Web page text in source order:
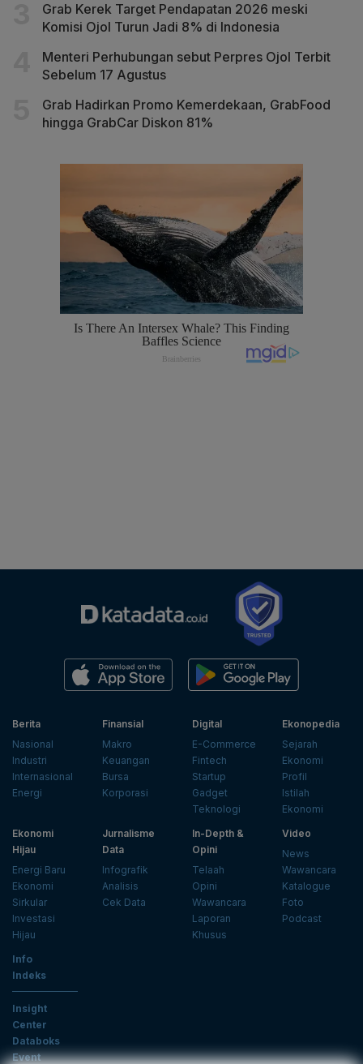
Grab Kerek Target Pendapatan 2026 meski
Komisi Ojol Turun Jadi 8% di Indonesia
Menteri Perhubungan sebut Perpres Ojol Terbit
Sebelum 17 Agustus
Grab Hadirkan Promo Kemerdekaan, GrabFood
hingga GrabCar Diskon 81%
Berita
Nasional
Industri
Internasional
Energi
Finansial
Makro
Keuangan
Bursa
Korporasi
Digital
E-Commerce
Fintech
Startup
Gadget
Teknologi
Ekonopedia
Sejarah
Ekonomi
Profil
Istilah
Ekonomi
Ekonomi
Hijau
Energi Baru
Ekonomi
Sirkular
Investasi
Hijau
Jurnalisme
Data
Infografik
Analisis
Cek Data
In-Depth &
Opini
Telaah
Opini
Wawancara
Laporan
Khusus
Video
News
Wawancara
Katalogue
Foto
Podcast
Info
Indeks
Insight
Center
Databoks
Event